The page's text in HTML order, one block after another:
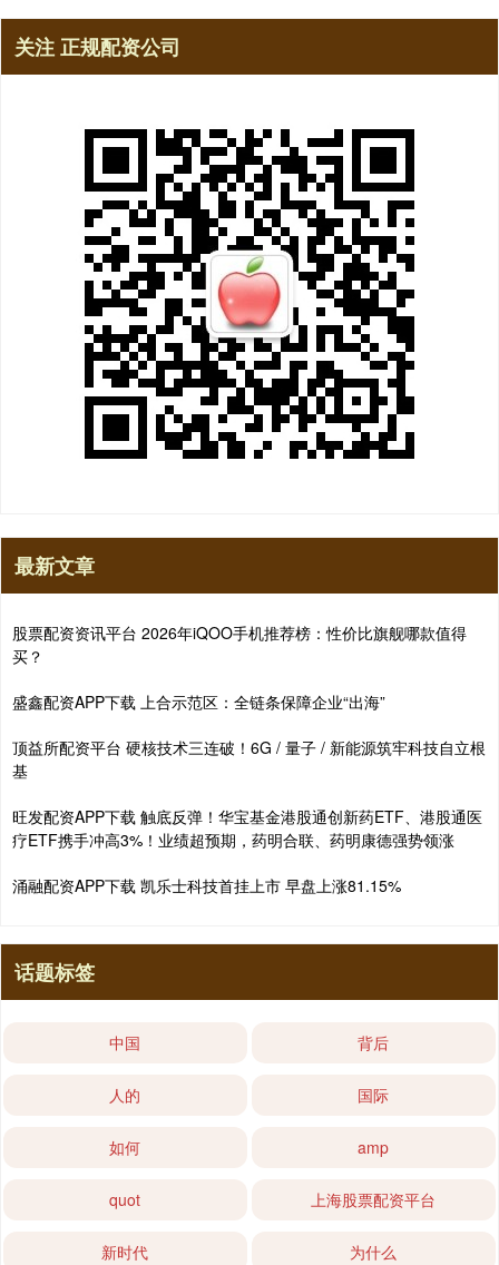
关注 正规配资公司
最新文章
股票配资资讯平台 2026年iQOO手机推荐榜：性价比旗舰哪款值得
买？
盛鑫配资APP下载 上合示范区：全链条保障企业“出海”
顶益所配资平台 硬核技术三连破！6G / 量子 / 新能源筑牢科技自立根
基
旺发配资APP下载 触底反弹！华宝基金港股通创新药ETF、港股通医
疗ETF携手冲高3%！业绩超预期，药明合联、药明康德强势领涨
涌融配资APP下载 凯乐士科技首挂上市 早盘上涨81.15%
话题标签
中国 背后
人的 国际
如何 amp
quot 上海股票配资平台
新时代 为什么